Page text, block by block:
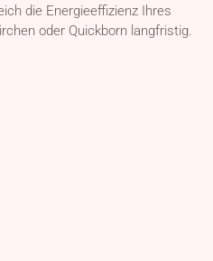
die Energieeffizienz Ihres
oder Quickborn langfristig.